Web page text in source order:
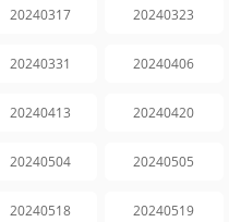
20240317 20240323
20240331 20240406
20240413 20240420
20240504 20240505
20240518 20240519